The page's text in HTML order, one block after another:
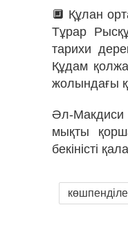
🔲 Құлан
Тұрар
тарихи
Құдам
жолындағы
Әл-
мықты
бекіністі